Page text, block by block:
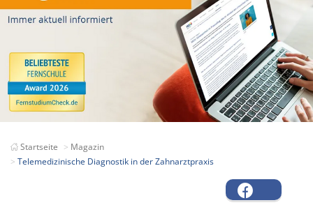
Startseite
Magazin
Telemedizinische Diagnostik in der Zahnarztpraxis